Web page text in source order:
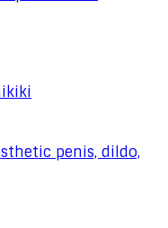
penis, dildo,